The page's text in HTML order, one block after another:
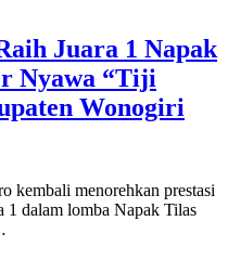
Juara 1 Napak
Nyawa “Tiji
Wonogiri
menorehkan prestasi
1 dalam lomba Napak Tilas